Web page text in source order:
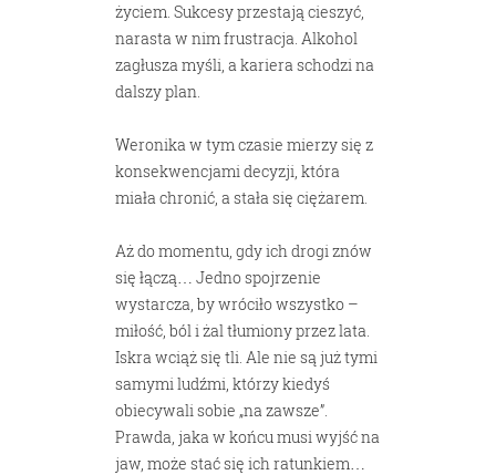
życiem. Sukcesy przestają cieszyć,
narasta w nim frustracja. Alkohol
zagłusza myśli, a kariera schodzi na
dalszy plan.
Weronika w tym czasie mierzy się z
konsekwencjami decyzji, która
miała chronić, a stała się ciężarem.
Aż do momentu, gdy ich drogi znów
się łączą… Jedno spojrzenie
wystarcza, by wróciło wszystko –
miłość, ból i żal tłumiony przez lata.
Iskra wciąż się tli. Ale nie są już tymi
samymi ludźmi, którzy kiedyś
obiecywali sobie „na zawsze”.
Prawda, jaka w końcu musi wyjść na
jaw, może stać się ich ratunkiem…